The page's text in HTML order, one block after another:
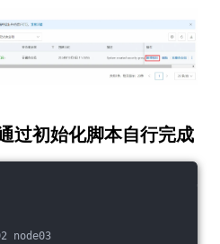
过初始化脚本自行完成
node03